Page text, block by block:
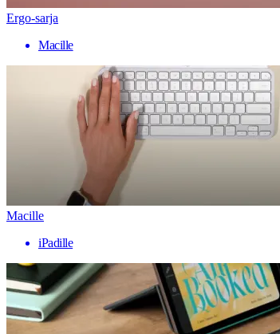
Ergo-sarja
Macille
Macille
iPadille